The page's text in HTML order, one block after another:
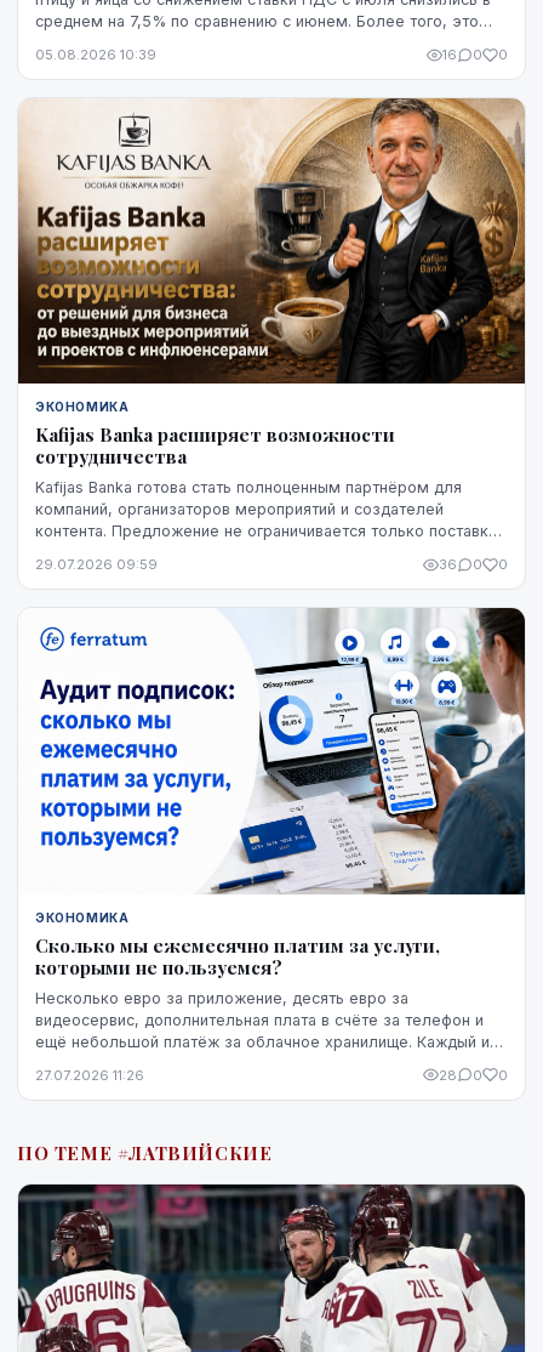
среднем на 7,5% по сравнению с июнем. Более того, это
данный момент - до начала августа.
05.08.2026 10:39 16 0 0
ЭКОНОМИКА
Kafijas Banka расширяет возможности
сотрудничества
Kafijas Banka готова стать полноценным партнёром для
компаний, организаторов мероприятий и создателей
контента. Предложение не ограничивается только поставкой
29.07.2026 09:59 36 0 0
ЭКОНОМИКА
Сколько мы ежемесячно платим за услуги,
которыми не пользуемся?
Несколько евро за приложение, десять евро за
видеосервис, дополнительная плата в счёте за телефон и
ещё небольшой платёж за облачное хранилище. Каждый из
27.07.2026 11:26 28 0 0
ПО ТЕМЕ #ЛАТВИЙСКИЕ